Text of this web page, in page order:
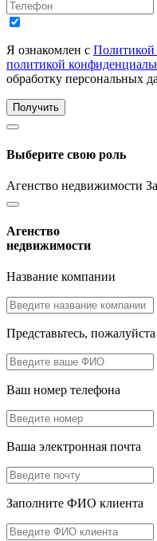
Я ознакомлен с Политикой
политикой
обработку персональных
Получить
Выберите свою роль
Агенство недвижимости
Агенство
недвижимости
Название компании
Представьтесь, пожалуйста
Ваш номер телефона
Ваша электронная почта
Заполните ФИО клиента